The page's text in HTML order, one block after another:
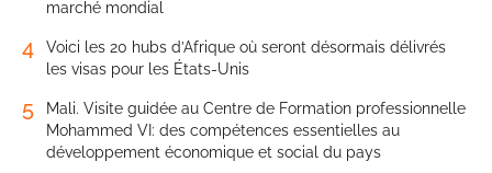
marché mondial
4
Voici les 20 hubs d’Afrique où seront désormais délivrés
les visas pour les États-Unis
5
Mali. Visite guidée au Centre de Formation professionnelle
Mohammed VI: des compétences essentielles au
développement économique et social du pays